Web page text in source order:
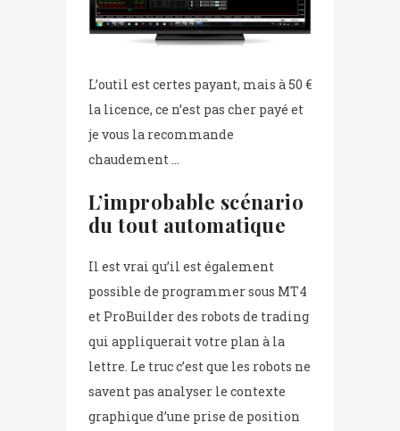
L’outil est certes payant, mais à 50 €
la licence, ce n’est pas cher payé et
je vous la recommande
chaudement …
L’improbable scénario
du tout automatique
Il est vrai qu’il est également
possible de programmer sous MT4
et ProBuilder des robots de trading
qui appliquerait votre plan à la
lettre. Le truc c’est que les robots ne
savent pas analyser le contexte
graphique d’une prise de position